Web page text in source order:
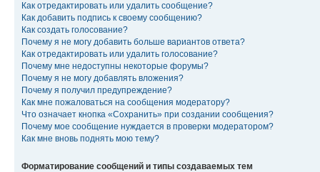
Как отредактировать или удалить сообщение?
Как добавить подпись к своему сообщению?
Как создать голосование?
Почему я не могу добавить больше вариантов ответа?
Как отредактировать или удалить голосование?
Почему мне недоступны некоторые форумы?
Почему я не могу добавлять вложения?
Почему я получил предупреждение?
Как мне пожаловаться на сообщения модератору?
Что означает кнопка «Сохранить» при создании сообщения?
Почему мое сообщение нуждается в проверки модератором?
Как мне вновь поднять мою тему?
Форматирование сообщений и типы создаваемых тем